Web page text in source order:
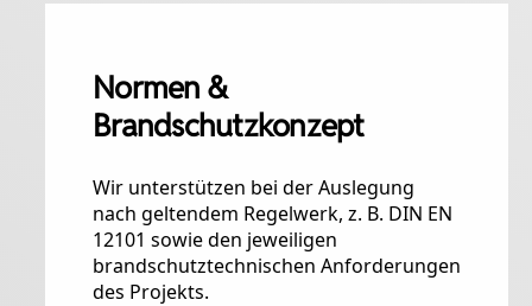
Normen &
Brandschutzkonzept
Wir unterstützen bei der Auslegung
nach geltendem Regelwerk, z. B. DIN EN
12101 sowie den jeweiligen
brandschutztechnischen Anforderungen
des Projekts.